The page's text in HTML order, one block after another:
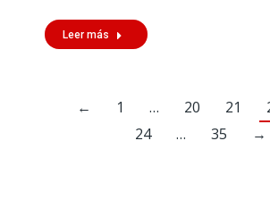
Leer más
← 1 … 20 21
24
… 35 →